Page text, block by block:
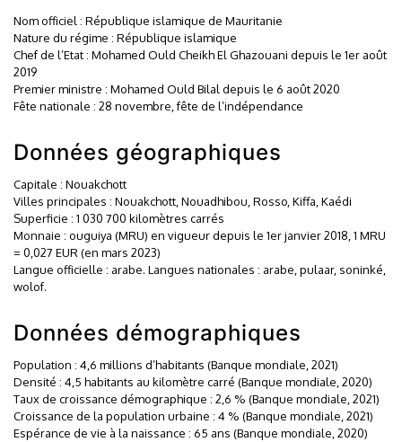
Nom officiel : République islamique de Mauritanie
Nature du régime : République islamique
Chef de l’Etat : Mohamed Ould Cheikh El Ghazouani depuis le 1er août
2019
Premier ministre : Mohamed Ould Bilal depuis le 6 août 2020
Fête nationale : 28 novembre, fête de l’indépendance
Données géographiques
Capitale : Nouakchott
Villes principales : Nouakchott, Nouadhibou, Rosso, Kiffa, Kaédi
Superficie : 1 030 700 kilomètres carrés
Monnaie : ouguiya (MRU) en vigueur depuis le 1er janvier 2018, 1 MRU
= 0,027 EUR (en mars 2023)
Langue officielle : arabe. Langues nationales : arabe, pulaar, soninké,
wolof.
Données démographiques
Population : 4,6 millions d’habitants (Banque mondiale, 2021)
Densité : 4,5 habitants au kilomètre carré (Banque mondiale, 2020)
Taux de croissance démographique : 2,6 % (Banque mondiale, 2021)
Croissance de la population urbaine : 4 % (Banque mondiale, 2021)
Espérance de vie à la naissance : 65 ans (Banque mondiale, 2020)